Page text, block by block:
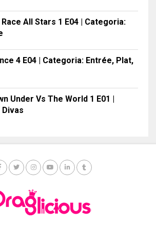
Race All Stars 1 E04 | Categoria:
4 E04 | Categoria: Entrée, Plat,
Under Vs The World 1 E01 |
Divas